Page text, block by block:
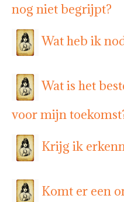
nog niet begrijpt?
Wat heb ik
Wat is het
voor mijn
Krijg ik
Komt er een